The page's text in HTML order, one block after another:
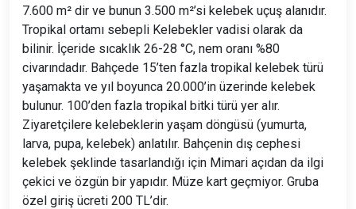
7.600 m² dir ve bunun 3.500 m²’si kelebek uçuş alanıdır.
Tropikal ortamı sebepli Kelebekler vadisi olarak da
bilinir. İçeride sıcaklık 26-28 °C, nem oranı %80
civarındadır. Bahçede 15’ten fazla tropikal kelebek türü
yaşamakta ve yıl boyunca 20.000’in üzerinde kelebek
bulunur. 100’den fazla tropikal bitki türü yer alır.
Ziyaretçilere kelebeklerin yaşam döngüsü (yumurta,
larva, pupa, kelebek) anlatılır. Bahçenin dış cephesi
kelebek şeklinde tasarlandığı için Mimari açıdan da ilgi
çekici ve özgün bir yapıdır. Müze kart geçmiyor. Gruba
özel giriş ücreti 200 TL’dir.